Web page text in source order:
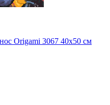
Origami 3067 40x50 см